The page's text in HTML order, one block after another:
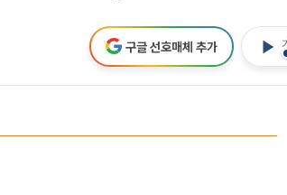
구글 선호매체 추가